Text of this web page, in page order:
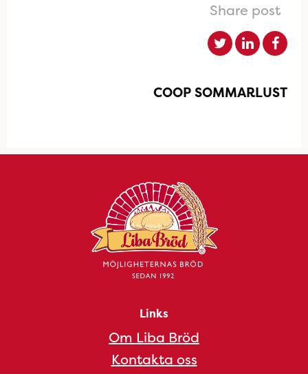
Share post
COOP SOMMARLUST
Links
Om Liba Bröd
Kontakta oss